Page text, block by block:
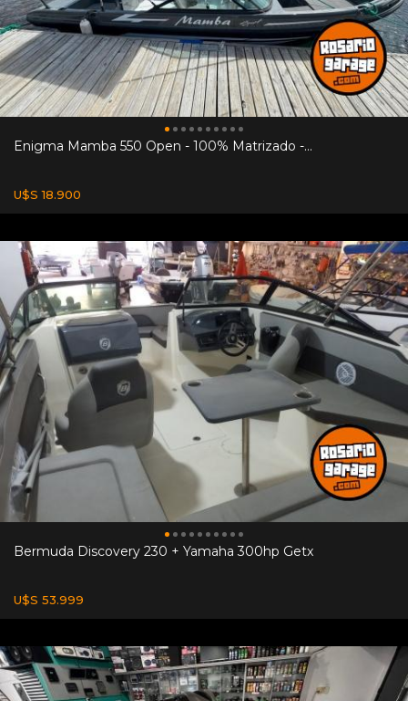
Enigma Mamba 550 Open - 100% Matrizado -...
U$S 18.900
Bermuda Discovery 230 + Yamaha 300hp Getx
U$S 53.999